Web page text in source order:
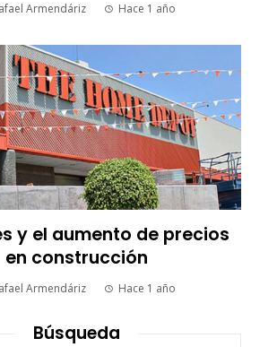
Armendáriz Hace 1 año
y el aumento de precios
en construcción
Armendáriz Hace 1 año
Búsqueda